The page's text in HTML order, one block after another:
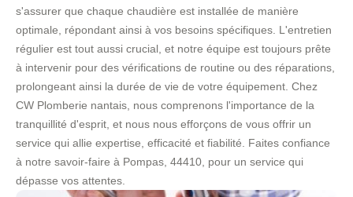
s'assurer que chaque chaudière est installée de manière
optimale, répondant ainsi à vos besoins spécifiques. L'entretien
régulier est tout aussi crucial, et notre équipe est toujours prête
à intervenir pour des vérifications de routine ou des réparations,
prolongeant ainsi la durée de vie de votre équipement. Chez
CW Plomberie nantais, nous comprenons l'importance de la
tranquillité d'esprit, et nous nous efforçons de vous offrir un
service qui allie expertise, efficacité et fiabilité. Faites confiance
à notre savoir-faire à Pompas, 44410, pour un service qui
dépasse vos attentes.